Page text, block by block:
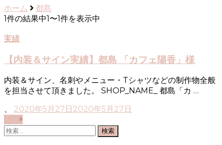
ホーム
都島
1件の結果中1〜1件を表示中
実績
【内装＆サイン実績】都島 「カフェ陽香」様
内装＆サイン、名刺やメニュー・Tシャツなどの制作物全般
を担当させて頂きました。 SHOP_NAME_ 都島「カ …
、 2020年5月27日 2020年5月27日
検